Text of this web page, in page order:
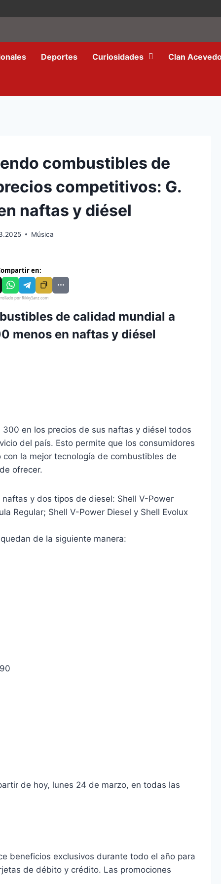
Deportes Curiosidades Clan
combustibles de
competitivos: G.
naftas y diésel
Música
en:
por RikkySanz.com
de calidad mundial a
menos en naftas y diésel
en los precios de sus naftas y diésel todos
del país. Esto permite que los consumidores
la mejor tecnología de combustibles de
ofrecer.
y dos tipos de diesel: Shell V-Power
Regular; Shell V-Power Diesel y Shell Evolux
de la siguiente manera:
de hoy, lunes 24 de marzo, en todas las
beneficios exclusivos durante todo el año para
de débito y crédito. Las promociones